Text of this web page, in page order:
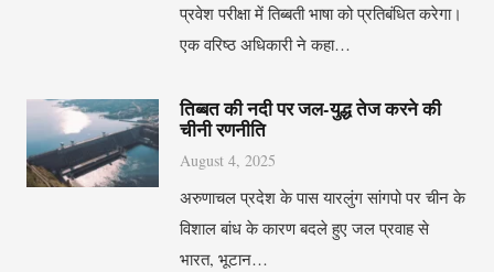
प्रवेश परीक्षा में तिब्बती भाषा को प्रतिबंधित करेगा।
एक वरिष्ठ अधिकारी ने कहा…
तिब्बत की नदी पर जल-युद्ध तेज करने की
चीनी रणनीति
August 4, 2025
अरुणाचल प्रदेश के पास यारलुंग सांगपो पर चीन के
विशाल बांध के कारण बदले हुए जल प्रवाह से
भारत, भूटान…